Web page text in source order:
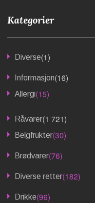
Kategorier
Diverse(1)
Informasjon(16)
Allergi(15)
Råvarer(1 721)
Belgfrukter(30)
Brødvarer(76)
Diverse retter(182)
Drikke(96)